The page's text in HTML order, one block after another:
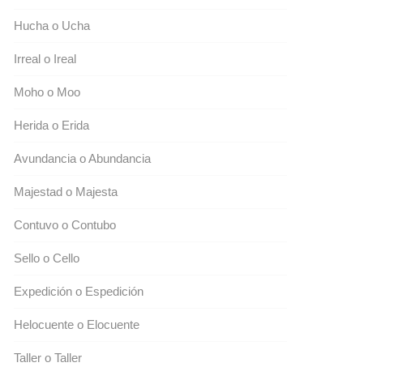
Hucha o Ucha
Irreal o Ireal
Moho o Moo
Herida o Erida
Avundancia o Abundancia
Majestad o Majesta
Contuvo o Contubo
Sello o Cello
Expedición o Espedición
Helocuente o Elocuente
Taller o Taller